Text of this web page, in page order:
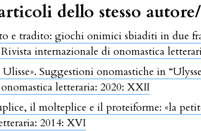
dello stesso
e tradito: giochi onimici sbiaditi in due
internazionale di onomastica
Suggestioni onomastiche in
letteraria: 2020: XXII
il molteplice e il proteiforme: «la
2014: XVI